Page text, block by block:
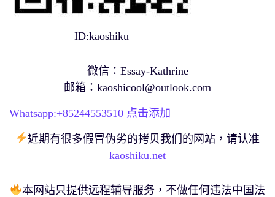
ID:kaoshiku
微信：Essay-Kathrine
邮箱： kaoshicool@outlook.com
Whatsapp:+85244553510 点击添加
近期有很多假冒伪劣的拷贝我们的网站，请认准
kaoshiku.net
本网站只提供远程辅导服务，不做任何违法中国法